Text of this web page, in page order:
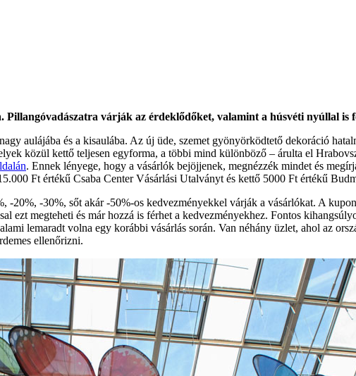
Pillangóvadászatra várják az érdeklődőket, valamint a húsvéti nyúllal
aulájába és a kisaulába. Az új üde, szemet gyönyörködtető dekoráció
közül kettő teljesen egyforma, a többi mind különböző – árulta el
. Ennek lényege, hogy a vásárlók bejöjjenek, megnézzék mindet és
Ft értékű Csaba Center Vásárlási Utalványt és kettő 5000 Ft értékű
20%, -30%, sőt akár -50%-os kedvezményekkel várják a vásárlókat. A
ezt megteheti és már hozzá is férhet a kedvezményekhez. Fontos
lemaradt volna egy korábbi vásárlás során. Van néhány üzlet, ahol az
ellenőrizni.